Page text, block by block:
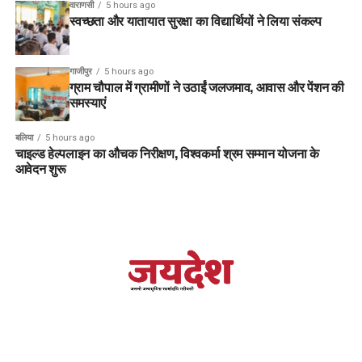
वाराणसी 5 hours ago
स्वच्छता और यातायात सुरक्षा का विद्यार्थियों ने लिया संकल्प
गाजीपुर 5 hours ago
ग्राम चौपाल में ग्रामीणों ने उठाईं जलजमाव, आवास और पेंशन की
समस्याएं
बलिया 5 hours ago
चाइल्ड हेल्पलाइन का औचक निरीक्षण, विश्वकर्मा श्रम सम्मान योजना के
आवेदन शुरू